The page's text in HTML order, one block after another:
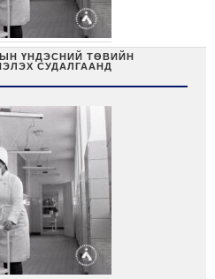
ҮНДЭСНИЙ ТӨВИЙН
СУДАЛГААНД